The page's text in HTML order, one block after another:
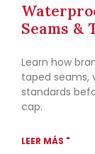
Seams &
Learn how
taped seams,
standards
cap.
LEER MÁS "